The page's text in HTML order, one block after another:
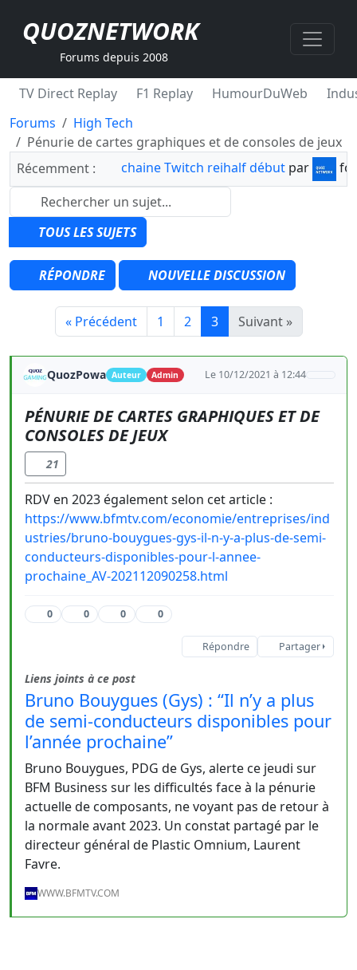
QUOZNETWORK
Forums depuis 2008
TV Direct Replay F1 Replay HumourDuWeb
Forums
High Tech
Pénurie de cartes graphiques et de consoles de jeux
Récemment :
chaine Twitch reihalf début par
TOUS LES SUJETS
RÉPONDRE NOUVELLE DISCUSSION
« Précédent 1 2 3 Suivant »
QuozPowa Auteur Admin Le 10/12/2021 à 12:44
PÉNURIE DE CARTES GRAPHIQUES ET DE
CONSOLES DE JEUX
21
RDV en 2023 également selon cet article :
https://www.bfmtv.com/economie/entreprises/ind
ustries/bruno-bouygues-gys-il-n-y-a-plus-de-semi-
conducteurs-disponibles-pour-l-annee-
prochaine_AV-202112090258.html
0 0 0 0
Répondre Partager
Liens joints à ce post
Bruno Bouygues (Gys) : “Il n’y a plus
de semi-conducteurs disponibles pour
l’année prochaine”
Bruno Bouygues, PDG de Gys, alerte ce jeudi sur
BFM Business sur les difficultés face à la pénurie
actuelle de composants, ne voyant pas de retour à
la normale avant 2023. Un constat partagé par le
directeur général de Plastic Omnium, Laurent
Favre.
WWW.BFMTV.COM